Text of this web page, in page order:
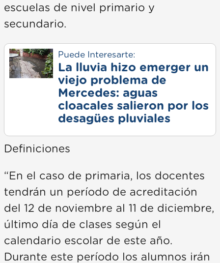
escuelas de nivel primario y
secundario.
Puede Interesarte:
La lluvia hizo emerger un
viejo problema de
Mercedes: aguas
cloacales salieron por los
desagües pluviales
Definiciones
“En el caso de primaria, los docentes
tendrán un período de acreditación
del 12 de noviembre al 11 de diciembre,
último día de clases según el
calendario escolar de este año.
Durante este período los alumnos irán